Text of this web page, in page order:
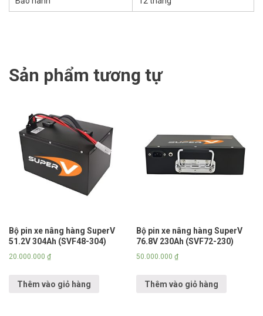
Sản phẩm tương tự
Bộ pin xe nâng hàng SuperV
51.2V 304Ah (SVF48-304)
20.000.000 ₫
Thêm vào giỏ hàng
Bộ pin xe nâng hàng SuperV
76.8V 230Ah (SVF72-230)
50.000.000₫
Thêm vào giỏ hàng